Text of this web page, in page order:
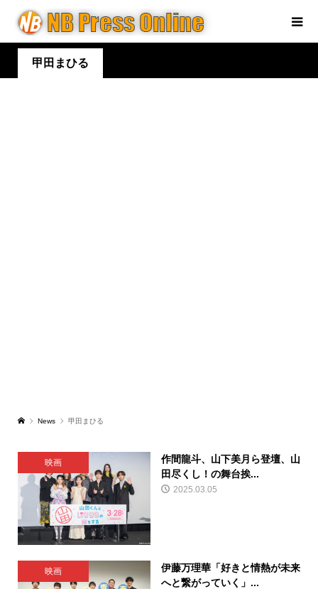
甲田まひる
News 甲田まひる
映画
作間龍斗、山下美月ら登壇、山
田尽くし！の舞台挨...
2025.03.05
映画
伊藤万理華「好きと情熱が未来
へと繋がっていく」...